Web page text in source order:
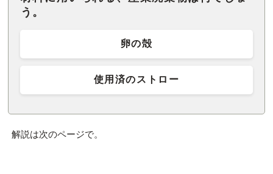
う。
卵の殻
使用済のストロー
解説は次のページで。